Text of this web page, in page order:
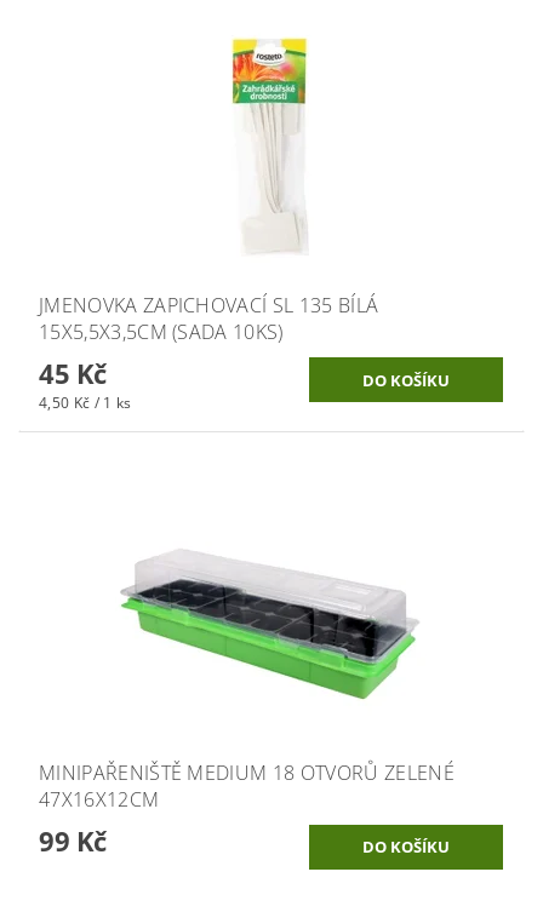
JMENOVKA ZAPICHOVACÍ SL 135 BÍLÁ
15X5,5X3,5CM (SADA 10KS)
45 Kč
4,50 Kč / 1 ks
MINIPAŘENIŠTĚ MEDIUM 18 OTVORŮ ZELENÉ
47X16X12CM
99 Kč